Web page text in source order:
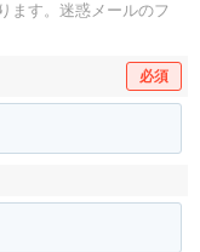
ます。 迷惑メールのフ
必須